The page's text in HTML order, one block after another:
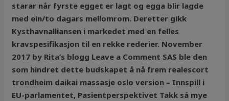
starar når fyrste egget er lagt og egga blir lagde
med ein/to dagars mellomrom. Deretter gikk
Kysthavnalliansen i markedet med en felles
kravspesifikasjon til en rekke rederier. November
2017 by Rita’s blogg Leave a Comment SAS ble den
som hindret dette budskapet å nå frem realescort
trondheim daikai massasje oslo version – Innspill i
EU-parlamentet, Pasientperspektivet Takk så mye